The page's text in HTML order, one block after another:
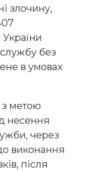
злочину,
без
в умовах
метою
несення
через
виконання
після